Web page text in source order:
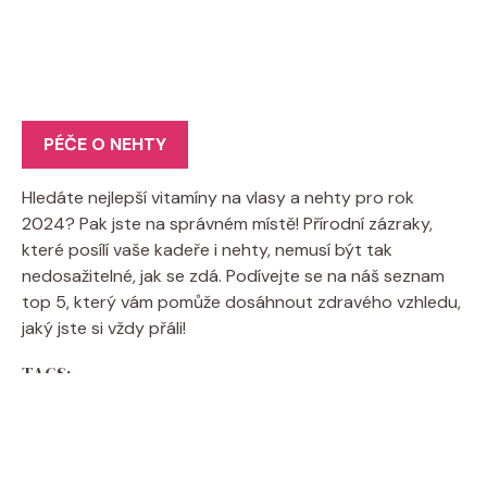
PÉČE O NEHTY
Hledáte nejlepší vitamíny na vlasy a nehty pro rok
2024? Pak jste na správném místě! Přírodní zázraky,
které posílí vaše kadeře i nehty, nemusí být tak
nedosažitelné, jak se zdá. Podívejte se na náš seznam
top 5, který vám pomůže dosáhnout zdravého vzhledu,
jaký jste si vždy přáli!
TAGS: